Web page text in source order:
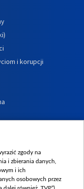
i korupcji
zgody na
i zbierania danych,
i ich
osobowych przez